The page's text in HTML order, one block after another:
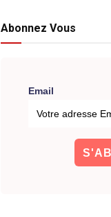
Abonnez Vous
Email